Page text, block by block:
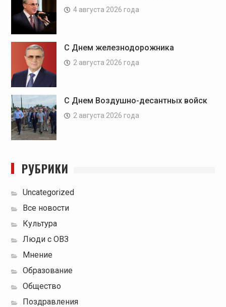
4 августа 2026 года
С Днем железнодорожника
2 августа 2026 года
С Днем Воздушно-десантных войск
2 августа 2026 года
РУБРИКИ
Uncategorized
Все новости
Культура
Люди с ОВЗ
Мнение
Образование
Общество
Поздравления